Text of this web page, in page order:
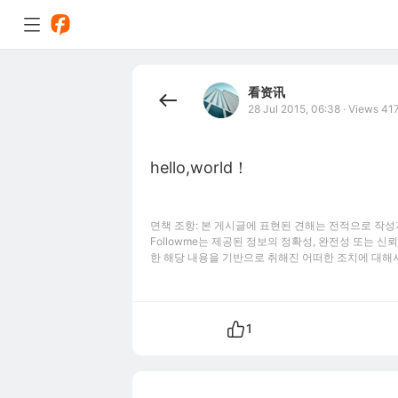
看资讯
28 Jul 2015, 06:38 · Views
hello,world！
면책 조항: 본 게시글에 표현된 견해는 전적으로 작
Followme는 제공된 정보의 정확성, 완전성 또는 신
한 해당 내용을 기반으로 취해진 어떠한 조치에 대해
1